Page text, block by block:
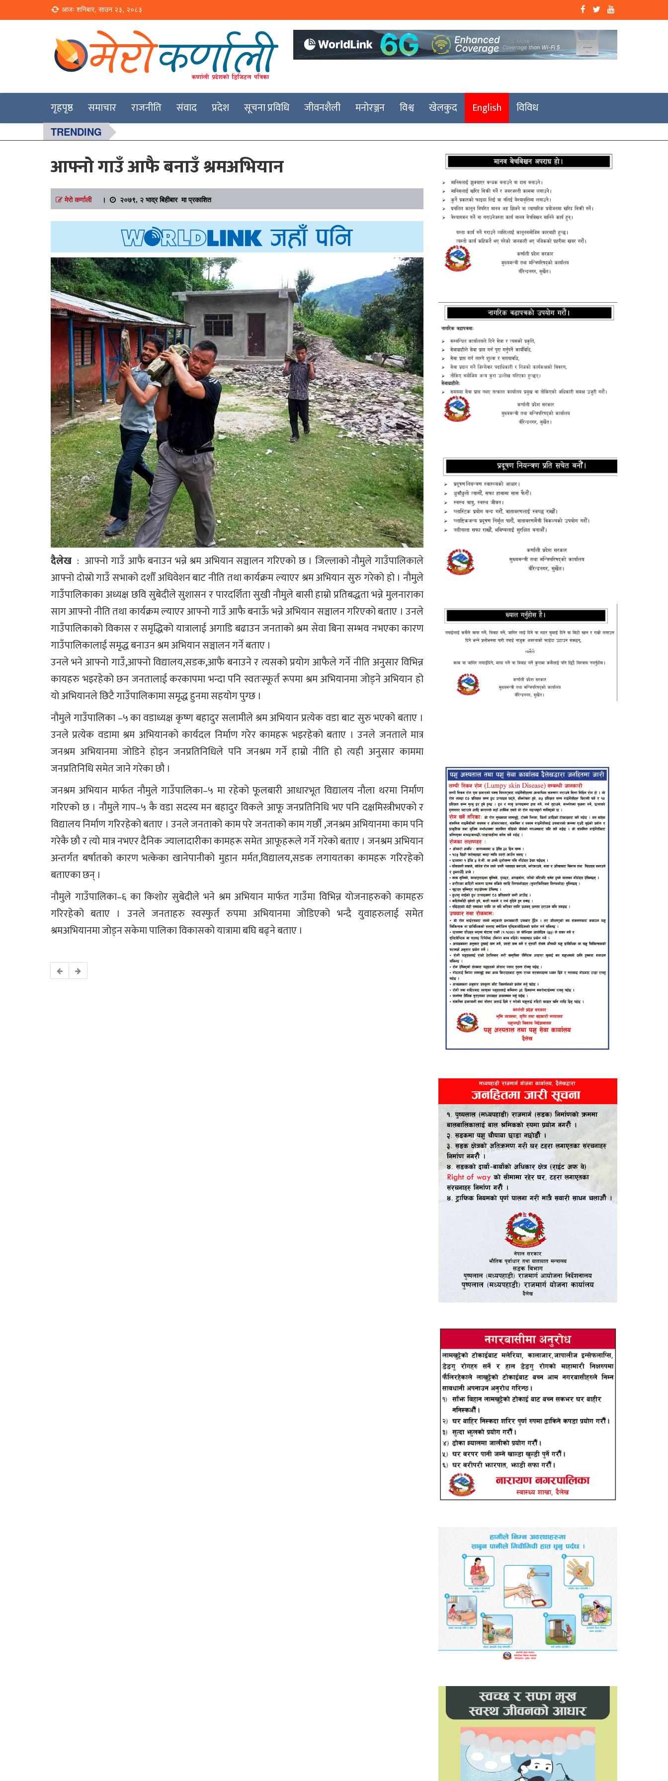
Loading...
आजः शनिबार, साउन २३, २०८३
Merokarnali
गृहपृष्ठ समाचार राजनीति संवाद प्रदेश सूचना प्रविधि जीवनशैली मनोरञ्जन विश्व खेलकुद English विविध
TRENDING
आफ्नो गाउँ आफै बनाउँ श्रमअभियान
मेरो कर्णाली। २०७९, २ भाद्र बिहीबार मा प्रकाशित
दैलेख : आफ्नो गाउँ आफै बनाउन भन्ने श्रम अभियान सञ्चालन गरिएको छ । जिल्लाको नौमुले गाउँपालिकाले
आफ्नो दोस्रो गाउँ सभाको दशौँ अधिवेशन बाट नीति तथा कार्यक्रम ल्याएर श्रम अभियान सुरु गरेको हो । नौमुले
गाउँपालिकाका अध्यक्ष छवि सुबेदीले सुशासन र पारदर्शिता सुखी नौमुले बासी हाम्रो प्रतिबद्धता भन्ने मुलनाराका
साग आफ्नो नीति तथा कार्यक्रम ल्याएर आफ्नो गाउँ आफै बनाऊँ भन्ने अभियान सञ्चालन गरिएको बताए । उनले
गाउँपालिकाको विकास र समृद्धिको यात्रालाई अगाडि बढाउन जनताको श्रम सेवा बिना सम्भव नभएका कारण
गाउँपालिकालाई समृद्ध बनाउन श्रम अभियान सञ्चालन गर्ने बताए ।
उनले भने आफ्नो गाउँ,आफ्नो विद्यालय,सडक,आफै बनाउने र त्यसको प्रयोग आफैले गर्ने नीति अनुसार विभिन्न
कायहरु भइरहेको छन जनतालाई करकापमा भन्दा पनि स्वतःस्फूर्त रूपमा श्रम अभियानमा जोड्ने अभियान हो
यो अभियानले छिटै गाउँपालिकामा समृद्ध हुनमा सहयोग पुग्छ ।
नौमुले गाउँपालिका –५ का वडाध्यक्ष कृष्ण बहादुर सलामीले श्रम अभियान प्रत्येक वडा बाट सुरु भएको बताए ।
उनले प्रत्येक वडामा श्रम अभियानको कार्यदल निर्माण गरेर कामहरू भइरहेको बताए । उनले जनताले मात्र
जनश्रम अभियानमा जोडिने होइन जनप्रतिनिधिले पनि जनश्रम गर्ने हाम्रो नीति हो त्यही अनुसार काममा
जनप्रतिनिधि समेत जाने गरेका छौ ।
जनश्रम अभियान मार्फत नौमुले गाउँपालिका–५ मा रहेको फूलबारी आधारभूत विद्यालय नौला थरमा निर्माण
गरिएको छ । नौमुले गाप–५ कै वडा सदस्य मन बहादुर विकले आफू जनप्रतिनिधि भए पनि दक्षमिस्त्रीभएको र
विद्यालय निर्माण गरिरहेको बताए । उनले जनताको काम परे जनताको काम गर्छौ ,जनश्रम अभियानमा काम पनि
गरेकै छौ र त्यो मात्र नभएर दैनिक ज्यालादारीका कामहरू समेत आफूहरूले गर्ने गरेको बताए । जनश्रम अभियान
अन्तर्गत बर्षातको कारण भत्केका खानेपानीको मुहान मर्मत,विद्यालय,सडक लगायतका कामहरू गरिरहेको
बताएका छन् ।
नौमुले गाउँपालिका–६ का किशोर सुबेदीले भने श्रम अभियान मार्फत गाउँमा विभिन्न योजनाहरुको कामहरु
गरिरहेको बताए । उनले जनताहरु स्वस्फुर्त रुपमा अभियानमा जोडिएको भन्दै युवाहरुलाई समेत
श्रमअभियानमा जोड्न सकेमा पालिका विकासको यात्रामा बघि बढ्ने बताए ।